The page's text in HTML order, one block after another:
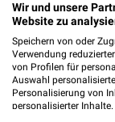
weekli -
Alle Dehner
✔
Wir und unsere
Website zu
Speichern von oder
Verwendung
von Profilen für
Auswahl
Personalisierung von
personalisierter